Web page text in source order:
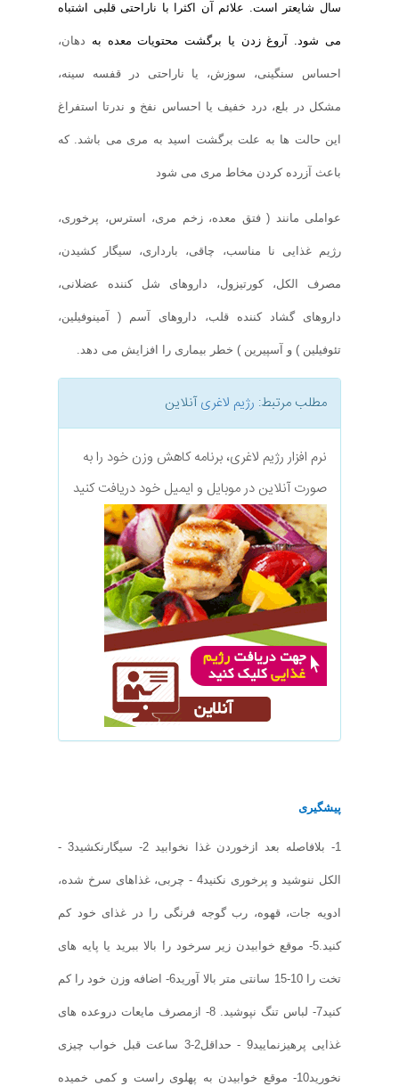
سال شایعتر است. علائم آن اکثرا با ناراحتی قلبی اشتباه
می شود. آروغ زدن یا برگشت محتویات معده به دهان،
احساس سنگینی، سوزش، یا ناراحتی در قفسه سینه،
مشکل در بلع، درد خفیف یا احساس نفخ و ندرتا استفراغ
این حالت ها به علت برگشت اسید به مری می باشد. که
باعث آزرده کردن مخاط مری می شود
عواملی مانند ( فتق معده، زخم مری، استرس، پرخوری،
رژیم غذایی نا مناسب، چاقی، بارداری، سیگار کشیدن،
مصرف الکل، کورتیزول، داروهای شل کننده عضلانی،
داروهای گشاد کننده قلب، داروهای آسم ( آمینوفیلین،
تئوفیلین ) و آسپیرین ) خطر بیماری را افزایش می دهد.
مطلب مرتبط: رژیم لاغریآنلاین
نرم افزار رژیم لاغری، برنامه کاهش وزن خود را به
صورت آنلاین در موبایل و ایمیل خود دریافت کنید
پیشگیری
1- بلافاصله بعد ازخوردن غذا نخوابید 2- سیگارنکشید3 -
الکل ننوشید و پرخوری نکنید4 - چربی، غذاهای سرخ شده،
ادویه جات، قهوه، رب گوجه فرنگی را در غذای خود کم
کنید.5- موقع خوابیدن زیر سرخود را بالا ببرید یا پایه های
تخت را 10-15 سانتی متر بالا آورید6- اضافه وزن خود را کم
کنید7- لباس تنگ نپوشید. 8- ازمصرف مایعات دروعده های
غذایی پرهیزنمایید9 - حداقل2-3 ساعت قبل خواب چیزی
نخورید10- موقع خوابیدن به پهلوی راست و کمی خمیده